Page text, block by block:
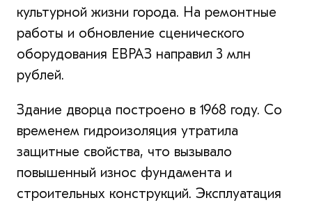
культурной жизни города. На ремонтные
работы и обновление сценического
оборудования ЕВРАЗ направил 3 млн
рублей.
Здание дворца построено в 1968 году. Со
временем гидроизоляция утратила
защитные свойства, что вызывало
повышенный износ фундамента и
строительных конструкций. Эксплуатация